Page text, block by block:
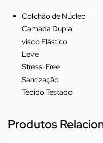
Colchão de Núcleo
Camada Dupla
visco Elástico
Leve
Stress-Free
Santização
Tecido Testado
Produtos